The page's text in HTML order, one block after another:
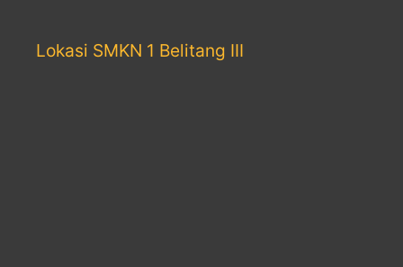
Lokasi SMKN 1 Belitang III